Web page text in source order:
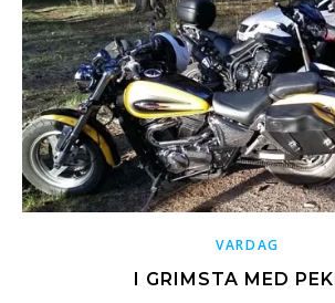
VARDAG
I GRIMSTA MED